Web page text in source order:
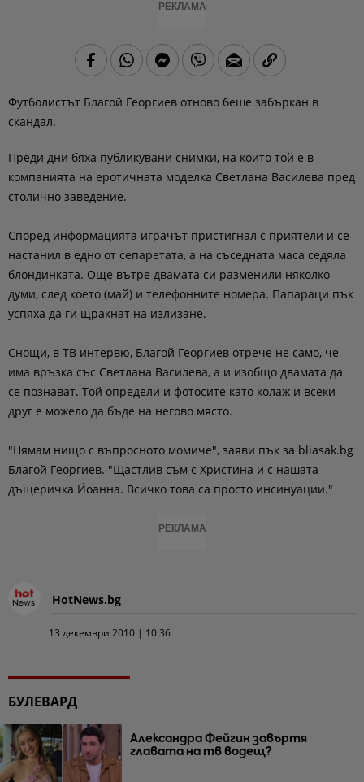
РЕКЛАМА
Футболистът Благой Георгиев отново беше забъркан в
скандал.
Преди дни бяха публикувани снимки, на които той е в
компанията на еротичната моделка Светлана Василева пред
столично заведение.
Според информацията играчът пристигнал с приятели и се
настанил в едно от сепаретата, а на съседната маса седяла
блондинката. Още вътре двамата си разменили няколко
думи, след което (май) и телефонните номера. Папараци пък
успяха да ги щракнат на излизане.
Снощи, в ТВ интервю, Благой Георгиев отрече не само, че
има връзка със Светлана Василева, а и изобщо двамата да
се познават. Той определи и фотосите като колаж и всеки
друг е можело да бъде на негово място.
"Нямам нищо с въпросното момиче", заяви пък за bliasak.bg
Благой Георгиев. "Щастлив съм с Христина и с нашата
дъщеричка Йоанна. Всичко това са просто инсинуации."
РЕКЛАМА
HotNews.bg
13 декември 2010 | 10:36
БУЛЕВАРД
Александра Фейгин завъртя
главата на тв водещ?